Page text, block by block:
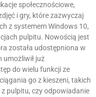
społecznościowe,
i gry, które zazwyczaj
z systemem Windows 10,
pulpitu. Nowością jest
została udostępniona w
już
do wielu funkcji ze
go z kieszeni, takich
pulpitu, czy odpowiadanie